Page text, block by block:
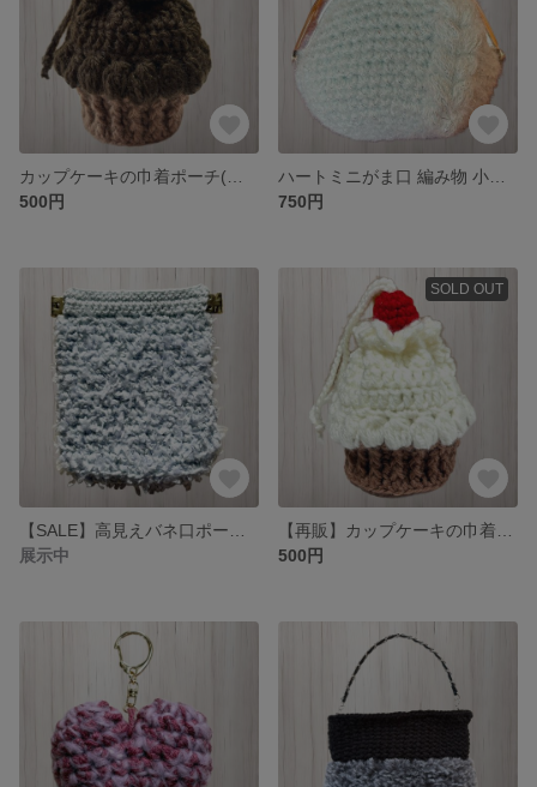
500円
750円
展示中
SOLD OUT
500円